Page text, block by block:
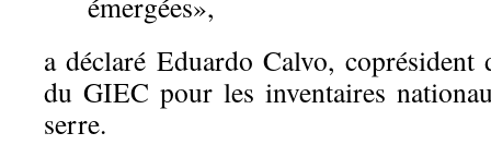
a déclaré Eduardo Calvo, coprésident
du GIEC pour les inventaires
serre.